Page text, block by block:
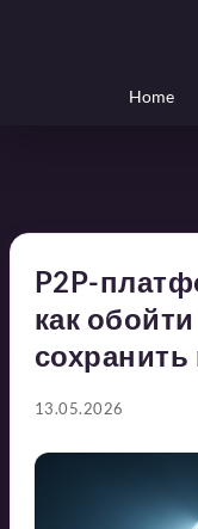
Home
P2P-
как
13.05.2026